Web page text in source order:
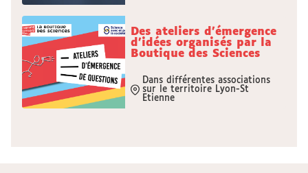
Des ateliers d'émergence
d'idées organisés par la
Boutique des Sciences
Dans différentes associations
sur le territoire Lyon-St
Etienne